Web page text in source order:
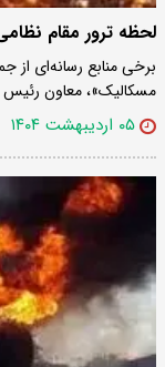
لحظه ترور مقام
برخی منابع رسانه‌ای از
مسکالیک»، معاون رئیس
۰۵ اردیبهشت ۱۴۰۴